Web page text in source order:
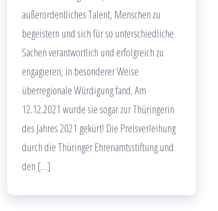
außerordentliches Talent, Menschen zu
begeistern und sich für so unterschiedliche
Sachen verantwortlich und erfolgreich zu
engagieren, in besonderer Weise
überregionale Würdigung fand. Am
12.12.2021 wurde sie sogar zur Thüringerin
des Jahres 2021 gekürt! Die Preisverleihung
durch die Thüringer Ehrenamtsstiftung und
den […]